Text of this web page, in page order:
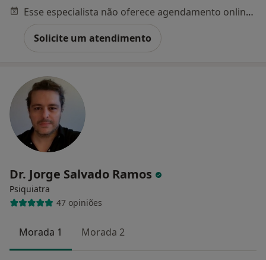
Esse especialista não oferece agendamento online para esse endereço.
Solicite um atendimento
Dr. Jorge Salvado Ramos
Psiquiatra
47 opiniões
Morada 1 Morada 2